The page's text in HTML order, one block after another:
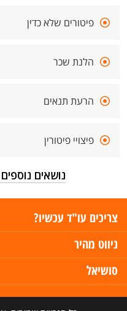
פיטורים שלא כדין
הלנת שכר
הרעת תנאים
פיצויי פיטורין
נושאים
צריכים עו"ד עכשיו?
ניווט מהיר
סושיאל